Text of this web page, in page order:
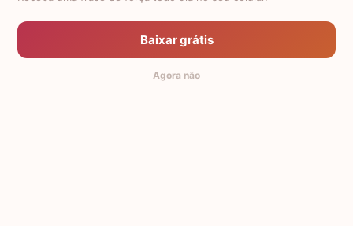
FRASES DE GRATIDÃO LINDAS
PARA VOCÊ DEMONSTRAR SEU
MENSAGENS DE INCENTIVO PARA MOTIVAR VOCÊ A CONTINUAR
Baixar grátis
Agora não